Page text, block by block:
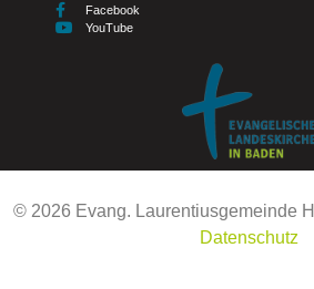
Facebook
YouTube
© 2026 Evang. Laurentiusgemeinde
Datenschutz